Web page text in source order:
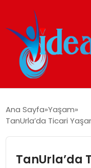
EKONOMI
Ana Sayfa Yaşam
TanUrla’da Ticari
TanUrla’da